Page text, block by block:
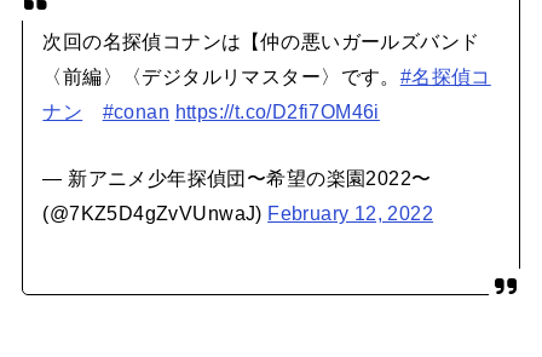
次回の名探偵コナンは【仲の悪いガールズバンド
〈前編〉〈デジタルリマスター〉です。 #名探偵コ
ナン
#conan https://t.co/D2fi7OM46i
— 新アニメ少年探偵団〜希望の楽園2022〜
(@7KZ5D4gZvVUnwaJ) February 12, 2022